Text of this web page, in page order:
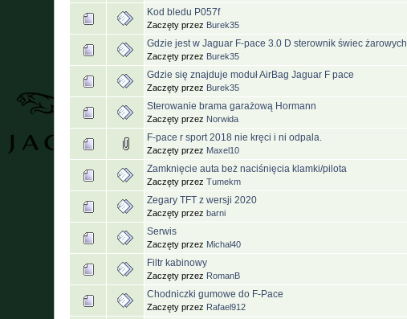
Kod bledu P057f
Zaczęty przez Burek35
Gdzie jest w Jaguar F-pace 3.0 D sterownik świec żarowych
Zaczęty przez Burek35
Gdzie się znajduje moduł AirBag Jaguar F pace
Zaczęty przez Burek35
Sterowanie brama garażową Hormann
Zaczęty przez Norwida
F-pace r sport 2018 nie kręci i ni odpala.
Zaczęty przez Maxel10
Zamknięcie auta beż naciśnięcia klamki/pilota
Zaczęty przezTumekm
Zegary TFT z wersji 2020
Zaczęty przez barni
Serwis
Zaczęty przez Michal40
Filtr kabinowy
Zaczęty przez RomanB
Chodniczki gumowe do F-Pace
Zaczęty przez Rafael912